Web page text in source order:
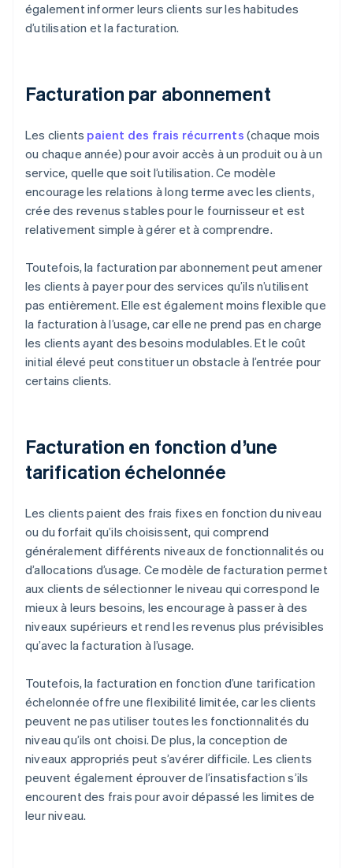
également informer leurs clients sur les habitudes
d’utilisation et la facturation.
Facturation par abonnement
Les clients paient des frais récurrents (chaque mois
ou chaque année) pour avoir accès à un produit ou à un
service, quelle que soit l’utilisation. Ce modèle
encourage les relations à long terme avec les clients,
crée des revenus stables pour le fournisseur et est
relativement simple à gérer et à comprendre.
Toutefois, la facturation par abonnement peut amener
les clients à payer pour des services qu’ils n’utilisent
pas entièrement. Elle est également moins flexible que
la facturation à l’usage, car elle ne prend pas en charge
les clients ayant des besoins modulables. Et le coût
initial élevé peut constituer un obstacle à l’entrée pour
certains clients.
Facturation en fonction d’une
tarification échelonnée
Les clients paient des frais fixes en fonction du niveau
ou du forfait qu’ils choisissent, qui comprend
généralement différents niveaux de fonctionnalités ou
d’allocations d’usage. Ce modèle de facturation permet
aux clients de sélectionner le niveau qui correspond le
mieux à leurs besoins, les encourage à passer à des
niveaux supérieurs et rend les revenus plus prévisibles
qu’avec la facturation à l’usage.
Toutefois, la facturation en fonction d’une tarification
échelonnée offre une flexibilité limitée, car les clients
peuvent ne pas utiliser toutes les fonctionnalités du
niveau qu’ils ont choisi. De plus, la conception de
niveaux appropriés peut s’avérer difficile. Les clients
peuvent également éprouver de l’insatisfaction s’ils
encourent des frais pour avoir dépassé les limites de
leur niveau.